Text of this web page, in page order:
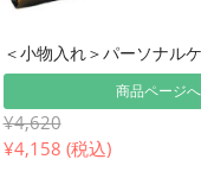
＜小物入れ＞パーソナル
商品ページへ
¥4,620
¥4,158 (税込)